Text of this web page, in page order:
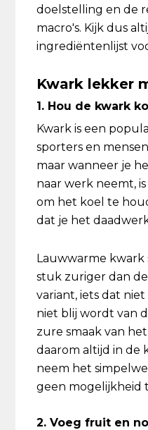
doelstelling en de
macro's. Kijk dus
ingrediëntenlijst
Kwark lekker
1. Hou de kwark
Kwark is een
sporters en
maar wanneer je
naar werk neemt,
om het koel te
dat je het
Lauwwarme kwark
stuk zuriger dan
variant, iets dat niet
niet blij wordt van
zure smaak van
daarom altijd in de
neem het
geen mogelijkheid
2. Voeg fruit en